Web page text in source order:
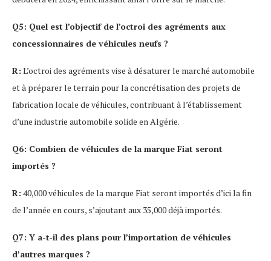
Q5: Quel est l’objectif de l’octroi des agréments aux
concessionnaires de véhicules neufs ?
R: L’octroi des agréments vise à désaturer le marché automobile
et à préparer le terrain pour la concrétisation des projets de
fabrication locale de véhicules, contribuant à l’établissement
d’une industrie automobile solide en Algérie.
Q6: Combien de véhicules de la marque Fiat seront
importés ?
R: 40,000 véhicules de la marque Fiat seront importés d’ici la fin
de l’année en cours, s’ajoutant aux 35,000 déjà importés.
Q7: Y a-t-il des plans pour l’importation de véhicules
d’autres marques ?